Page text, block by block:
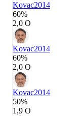
Kovac2014
60%
2,0 О
Kovac2014
60%
2,0 О
Kovac2014
50%
1,9 О